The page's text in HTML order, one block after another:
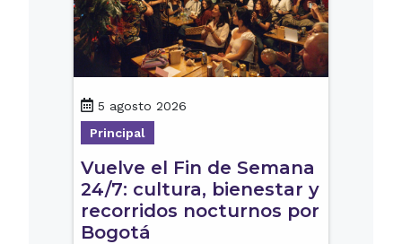
5 agosto 2026
Principal
Vuelve el Fin de Semana
24/7: cultura, bienestar y
recorridos nocturnos por
Bogotá